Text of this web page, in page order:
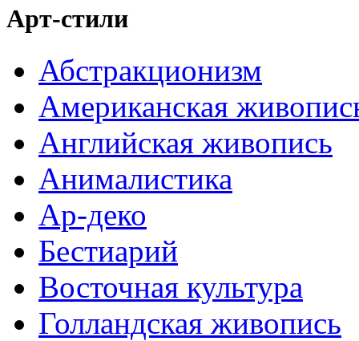
Арт-стили
Абстракционизм
Американская
Английская живопись
Анималистика
Ар-деко
Бестиарий
Восточная культура
Голландская живопись